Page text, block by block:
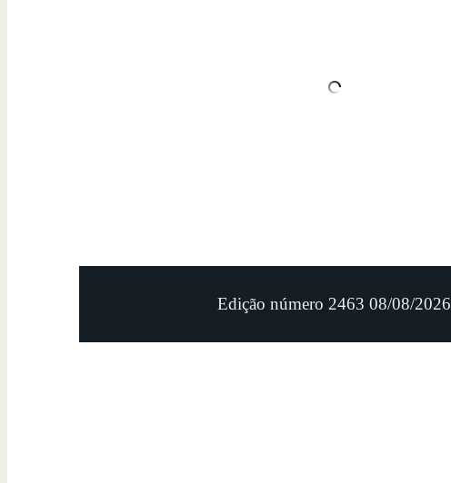
Edição número 2463 08/08/2026